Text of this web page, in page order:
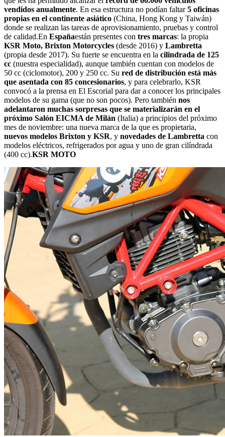
vendidos anualmente. En esa estructura no podían faltar5 oficinas
propias en el continente asiático (China, Hong Kong y Taiwán)
donde se realizan las tareas de aprovisionamiento, pruebas y control
de calidad.En Españaestán presentes con tres marcas: la propia
KSR Moto, Brixton Motorcycles (desde 2016) y Lambretta
(propia desde 2017). Su fuerte se encuentra en la cilindrada de 125
cc (nuestra especialidad), aunque también cuentan con modelos de
50 cc (ciclomotor), 200 y 250 cc. Su red de distribución está más
que asentada con 85 concesionarios, y para celebrarlo, KSR
convocó a la prensa en El Escorial para dar a conocer los principales
modelos de su gama (que no son pocos). Pero también nos
adelantaron muchas sorpresas que se materializarán en el
próximo Salón EICMA de Milán (Italia) a principios del próximo
mes de noviembre: una nueva marca de la que es propietaria,
nuevos modelos Brixton y KSR, y novedades de Lambretta con
modelos eléctricos, refrigerados por agua y uno de gran cilíndrada
(400 cc).KSR MOTO